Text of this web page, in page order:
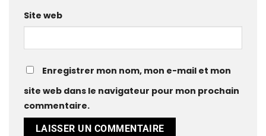
Site web
Enregistrer mon nom, mon e-mail et mon
site web dans le navigateur pour mon prochain
commentaire.